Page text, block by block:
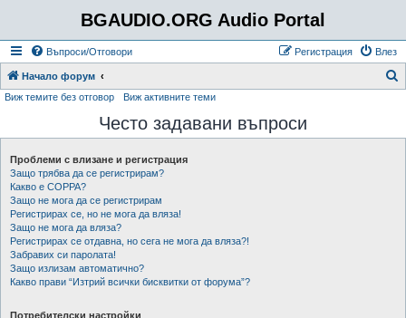
BGAUDIO.ORG Audio Portal
Въпроси/Отговори Влез
Регистрация
Начало форум
с
Виж темите без отговор Виж активните теми
Често задавани въпроси
Проблеми с влизане и регистрация
Защо трябва да се регистрирам?
Какво е COPPA?
Защо не мога да се регистрирам
Регистрирах се, но не мога да вляза!
Защо не мога да вляза?
Регистрирах се отдавна, но сега не мога да вляза?!
Забравих си паролата!
Защо излизам автоматично?
Какво прави “Изтрий всички бисквитки от форума”?
Потребителски настройки